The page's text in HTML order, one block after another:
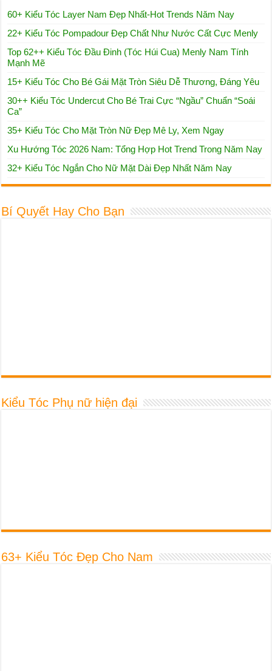
60+ Kiểu Tóc Layer Nam Đẹp Nhất-Hot Trends Năm Nay
22+ Kiểu Tóc Pompadour Đẹp Chất Như Nước Cất Cực Menly
Top 62++ Kiểu Tóc Đầu Đinh (Tóc Húi Cua) Menly Nam Tính
Mạnh Mẽ
15+ Kiểu Tóc Cho Bé Gái Mặt Tròn Siêu Dễ Thương, Đáng Yêu
30++ Kiểu Tóc Undercut Cho Bé Trai Cực “Ngầu” Chuẩn “Soái
Ca”
35+ Kiểu Tóc Cho Mặt Tròn Nữ Đẹp Mê Ly, Xem Ngay
Xu Hướng Tóc 2026 Nam: Tổng Hợp Hot Trend Trong Năm Nay
32+ Kiểu Tóc Ngắn Cho Nữ Mặt Dài Đẹp Nhất Năm Nay
Bí Quyết Hay Cho Bạn
Kiểu Tóc Phụ nữ hiện đại
63+ Kiểu Tóc Đẹp Cho Nam